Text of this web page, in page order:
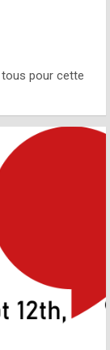
tous pour cette